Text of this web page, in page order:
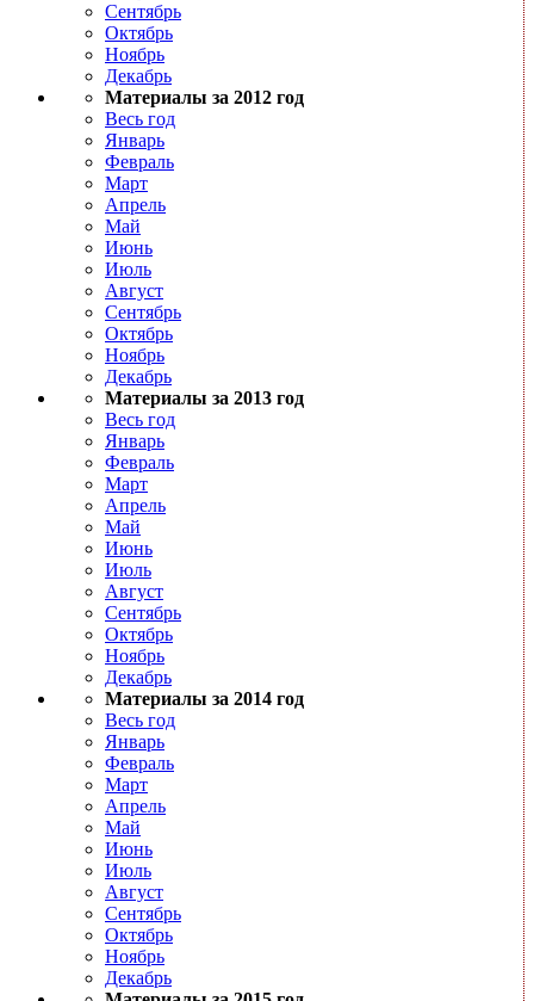
Сентябрь
Октябрь
Ноябрь
Декабрь
Материалы за 2012 год
Весь год
Январь
Февраль
Март
Апрель
Май
Июнь
Июль
Август
Сентябрь
Октябрь
Ноябрь
Декабрь
Материалы за 2013 год
Весь год
Январь
Февраль
Март
Апрель
Май
Июнь
Июль
Август
Сентябрь
Октябрь
Ноябрь
Декабрь
Материалы за 2014 год
Весь год
Январь
Февраль
Март
Апрель
Май
Июнь
Июль
Август
Сентябрь
Октябрь
Ноябрь
Декабрь